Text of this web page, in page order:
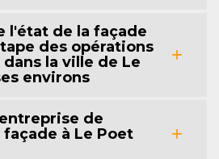
l'état de la façade
des opérations
la ville de Le
environs
de
à Le Poet